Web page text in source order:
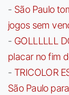
- São Paulo
jogos sem
- GOLLLLLL
placar no fim
- TRICOLOR
São Paulo